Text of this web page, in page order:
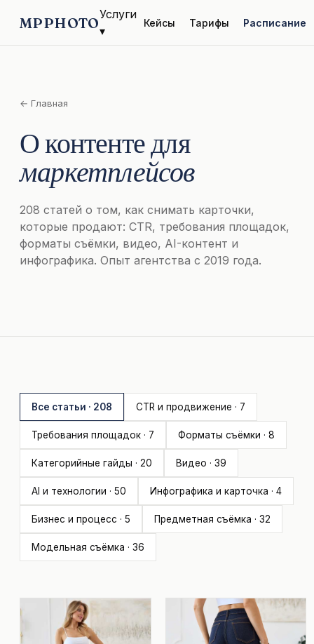
MPPHOTOУслуги
▾
Кейсы Тарифы Расписание
← Главная
О контенте для
маркетплейсов
208 статей о том, как снимать карточки,
которые продают: CTR, требования площадок,
форматы съёмки, видео, AI-контент и
инфографика. Опыт агентства с 2019 года.
Все статьи · 208 CTR и продвижение · 7
Требования площадок · 7 Форматы съёмки · 8
Категорийные гайды · 20 Видео · 39
AI и технологии · 50 Инфографика и карточка · 4
Бизнес и процесс · 5 Предметная съёмка · 32
Модельная съёмка · 36